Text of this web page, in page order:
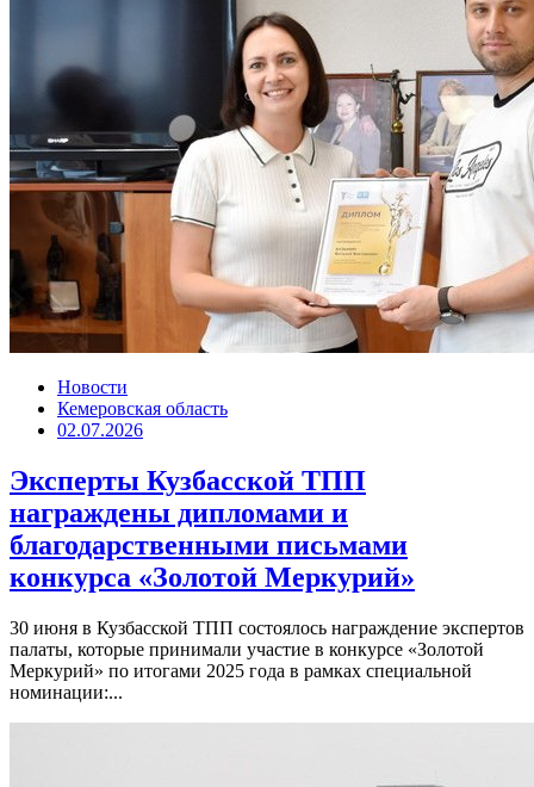
Новости
Кемеровская область
02.07.2026
Эксперты Кузбасской ТПП
награждены дипломами и
благодарственными письмами
конкурса «Золотой Меркурий»
30 июня в Кузбасской ТПП состоялось награждение экспертов
палаты, которые принимали участие в конкурсе «Золотой
Меркурий» по итогами 2025 года в рамках специальной
номинации:...